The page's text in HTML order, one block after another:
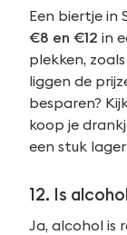
Een biertje in
€8 en €12 in
plekken,
liggen de
besparen?
koop je
een stuk
12. Is
Ja, alcohol is